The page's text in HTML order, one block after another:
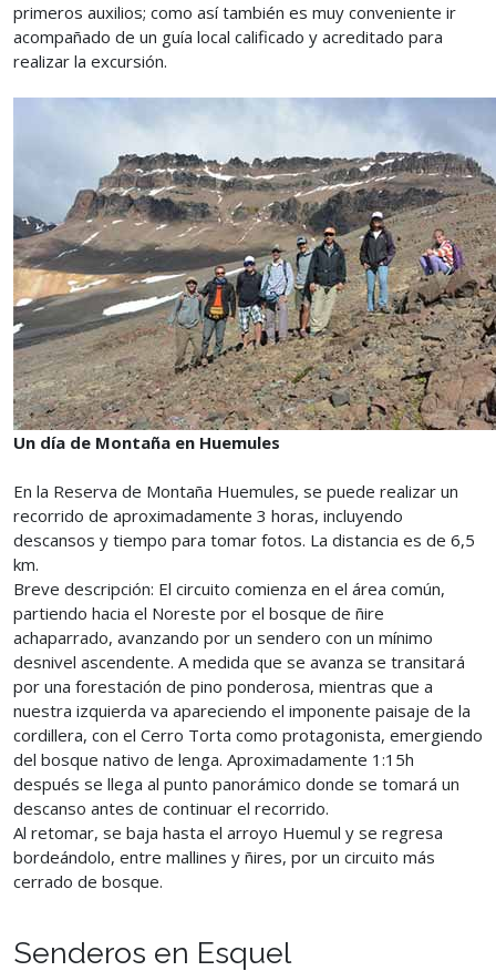
primeros auxilios; como así también es muy conveniente ir
acompañado de un guía local calificado y acreditado para
realizar la excursión.
Un día de Montaña en Huemules
En la Reserva de Montaña Huemules, se puede realizar un
recorrido de aproximadamente 3 horas, incluyendo
descansos y tiempo para tomar fotos. La distancia es de 6,5
km.
Breve descripción: El circuito comienza en el área común,
partiendo hacia el Noreste por el bosque de ñire
achaparrado, avanzando por un sendero con un mínimo
desnivel ascendente. A medida que se avanza se transitará
por una forestación de pino ponderosa, mientras que a
nuestra izquierda va apareciendo el imponente paisaje de la
cordillera, con el Cerro Torta como protagonista, emergiendo
del bosque nativo de lenga. Aproximadamente 1:15h
después se llega al punto panorámico donde se tomará un
descanso antes de continuar el recorrido.
Al retomar, se baja hasta el arroyo Huemul y se regresa
bordeándolo, entre mallines y ñires, por un circuito más
cerrado de bosque.
Senderos en Esquel